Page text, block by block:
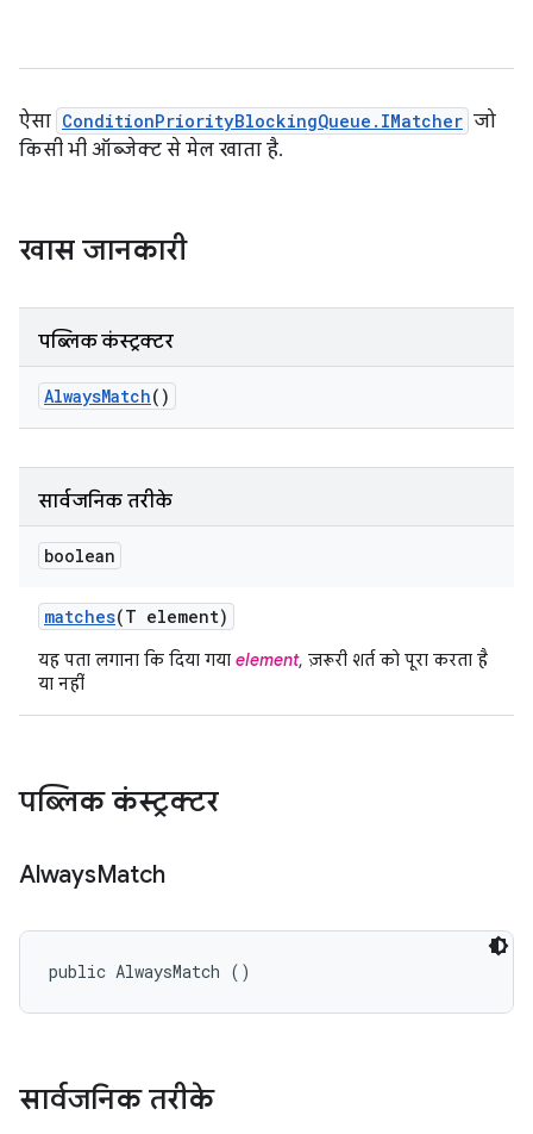
ऐसा ConditionPriorityBlockingQueue.IMatcher जो
किसी भी ऑब्जेक्ट से मेल खाता है.
खास जानकारी
पब्लिक कंस्ट्रक्टर
AlwaysMatch()
सार्वजनिक तरीके
boolean
matches(T element)
यह पता लगाना कि दिया गया element, ज़रूरी शर्त को पूरा करता है
या नहीं
पब्लिक कंस्ट्रक्टर
AlwaysMatch
public AlwaysMatch ()
सार्वजनिक तरीके